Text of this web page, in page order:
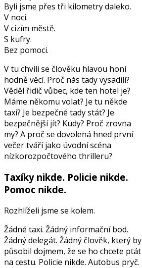
Byli jsme přes tři kilometry daleko.
V noci.
V cizím městě.
S kufry.
Bez pomoci.
V tu chvíli se člověku hlavou honí
hodně věcí. Proč nás tady vysadili?
Věděl řidič vůbec, kde ten hotel je?
Máme někomu volat? Je tu někde
taxi? Je bezpečné tady stát? Je
bezpečnější jít? Kudy? Proč zrovna
my? A proč se dovolená hned první
večer tváří jako úvodní scéna
nízkorozpočtového thrilleru?
Taxíky nikde. Policie nikde.
Pomoc nikde.
Rozhlíželi jsme se kolem.
Žádné taxi. Žádný informační bod.
Žádný delegát. Žádný člověk, který by
působil dojmem, že se ho chcete ptát
na cestu. Policie nikde. Autobus pryč.